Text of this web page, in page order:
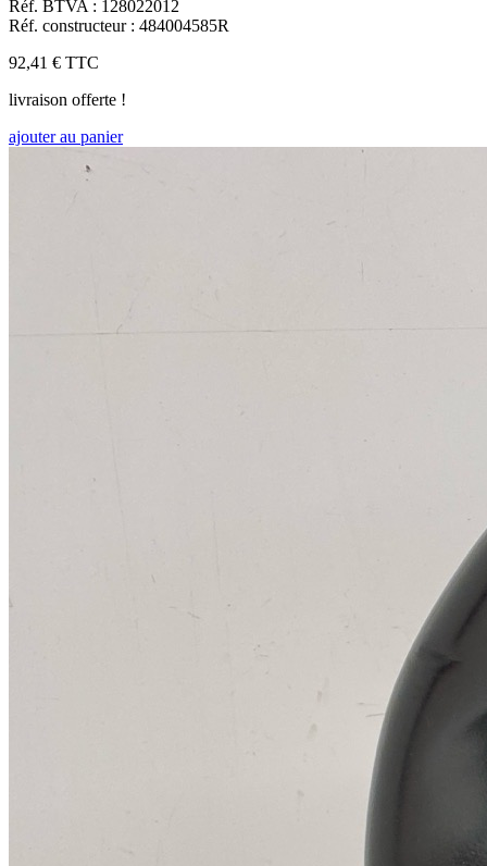
Réf. BTVA : 128022012
Réf. constructeur : 484004585R
92,41 € TTC
livraison offerte !
ajouter au panier